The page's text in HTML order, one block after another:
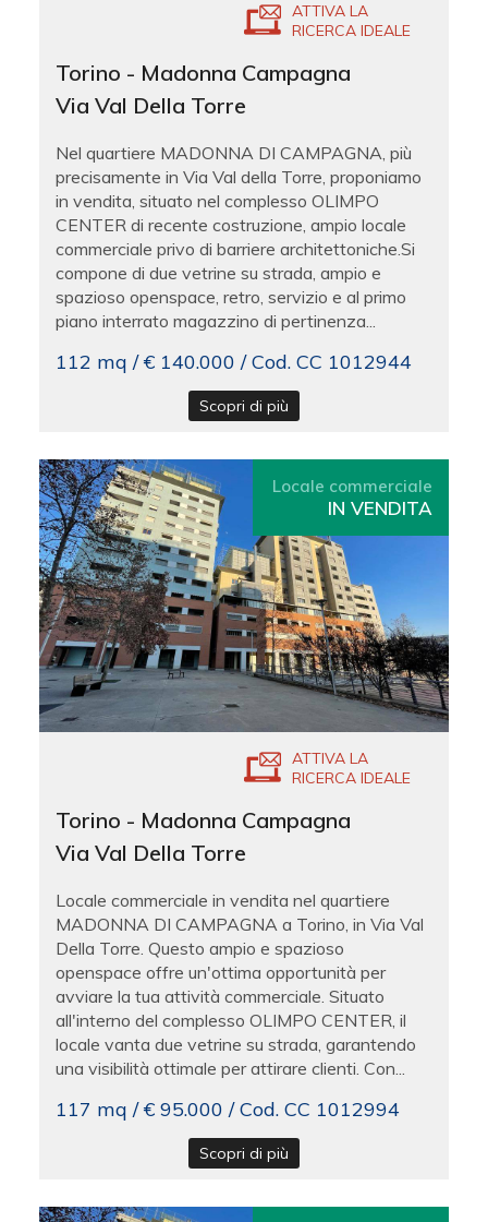
ATTIVA LA
RICERCA IDEALE
Torino - Madonna Campagna
Via Val Della Torre
Nel quartiere MADONNA DI CAMPAGNA, più
precisamente in Via Val della Torre, proponiamo
in vendita, situato nel complesso OLIMPO
CENTER di recente costruzione, ampio locale
commerciale privo di barriere architettoniche.Si
compone di due vetrine su strada, ampio e
spazioso openspace, retro, servizio e al primo
piano interrato magazzino di pertinenza...
112 mq / € 140.000 / Cod. CC 1012944
Scopri di più
Locale commerciale
IN VENDITA
ATTIVA LA
RICERCA IDEALE
Torino - Madonna Campagna
Via Val Della Torre
Locale commerciale in vendita nel quartiere
MADONNA DI CAMPAGNA a Torino, in Via Val
Della Torre. Questo ampio e spazioso
openspace offre un'ottima opportunità per
avviare la tua attività commerciale. Situato
all'interno del complesso OLIMPO CENTER, il
locale vanta due vetrine su strada, garantendo
una visibilità ottimale per attirare clienti. Con...
117 mq / € 95.000 / Cod. CC 1012994
Scopri di più